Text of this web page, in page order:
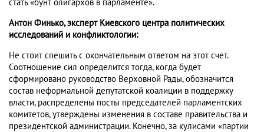
стать «бунт олигархов в парламенте».
Антон Финько, эксперт Киевского центра политических
исследований и конфликтологии:
Не стоит спешить с окончательным ответом на этот счет.
Соотношение сил определится тогда, когда будет
сформировано руководство Верховной Рады, обозначится
состав неформальной депутатской коалиции в поддержку
власти, распределены посты председателей парламентских
комитетов, утверждены изменения в составе правительства и
президентской администрации. Конечно, за кулисами «партии